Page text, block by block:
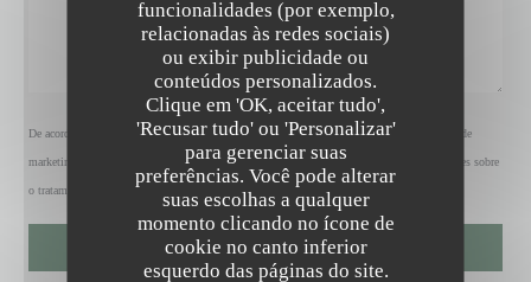
funcionalidades (por exemplo,
relacionadas às redes sociais)
ou exibir publicidade ou
conteúdos personalizados.
Clique em 'OK, aceitar tudo',
'Recusar tudo' ou 'Personalizar'
para gerenciar suas
preferências. Você pode alterar
suas escolhas a qualquer
momento clicando no ícone de
cookie no canto inferior
esquerdo das páginas do site.
De acordo com a legislação de proteção de dados, tem o direito de se opor a comunicações de
marketing. Pode registar-se na Lista Robinson através derobinson.pt . Para mais informações sobre
o tratamento dos seus dados, consulte a nossapolítica de privacidade